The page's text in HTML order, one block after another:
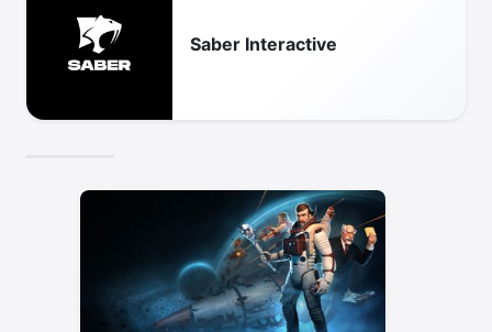
Saber Interactive